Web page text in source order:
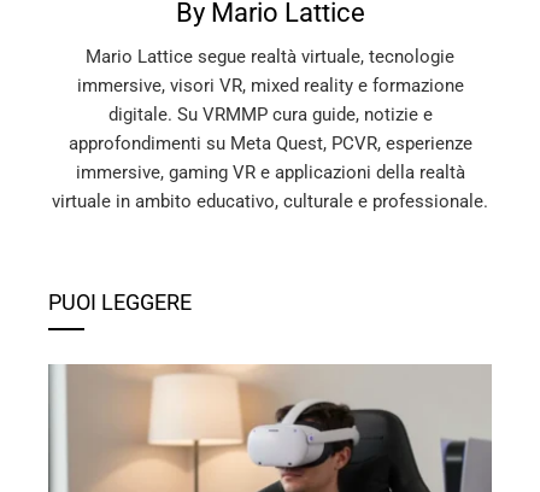
By Mario Lattice
Mario Lattice segue realtà virtuale, tecnologie
immersive, visori VR, mixed reality e formazione
digitale. Su VRMMP cura guide, notizie e
approfondimenti su Meta Quest, PCVR, esperienze
immersive, gaming VR e applicazioni della realtà
virtuale in ambito educativo, culturale e professionale.
PUOI LEGGERE